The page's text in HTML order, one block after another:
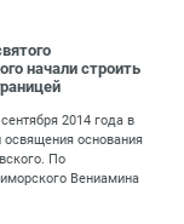
начали строить
2014 года в
основания
По
Вениамина